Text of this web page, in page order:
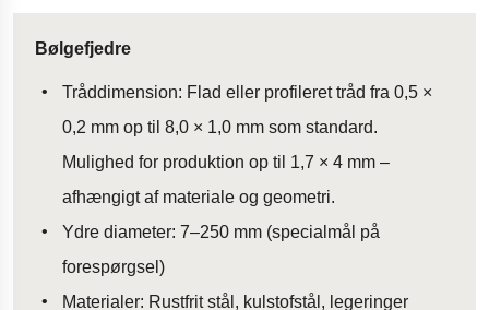
Bølgefjedre
Tråddimension: Flad eller profileret tråd fra 0,5 ×
0,2 mm op til 8,0 × 1,0 mm som standard.
Mulighed for produktion op til 1,7 × 4 mm –
afhængigt af materiale og geometri.
Ydre diameter: 7–250 mm (specialmål på
forespørgsel)
Materialer: Rustfrit stål, kulstofstål, legeringer